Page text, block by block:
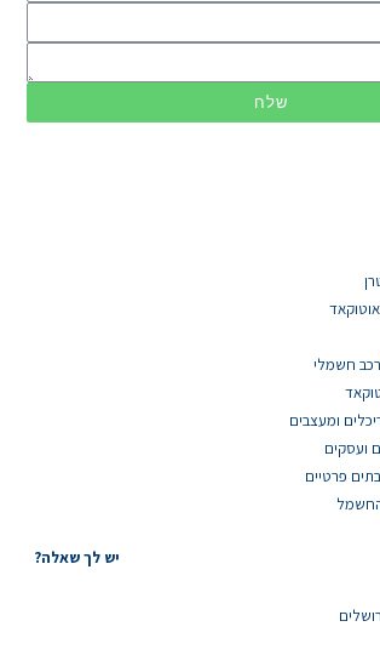
שלח
חשמלי
ומעצבים
ועסקים
פרטיים
יש לך שאלה?